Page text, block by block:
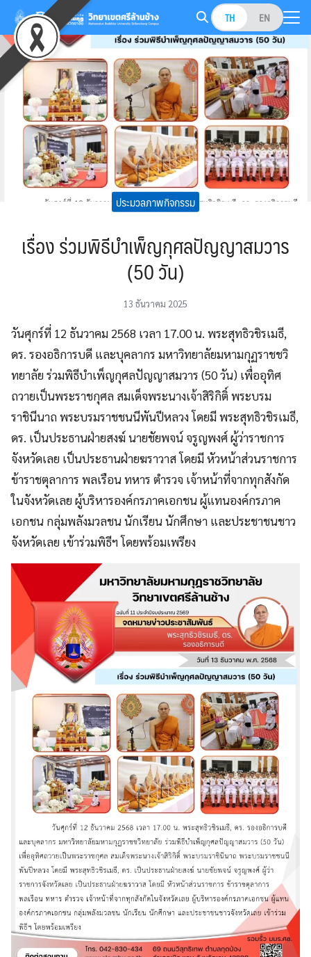
Skip
content
TH EN
Search
for:
ประมวลภาพกิจกรรม
เรื่อง ร่วมพิธีบำเพ็ญกุศลปัญญาสมวาร
(50 วัน)
13 ธันวาคม 2025
วันศุกร์ที่ 12 ธันวาคม 2568 เวลา 17.00 น. พระสุทธิวชิรเมธี,
ดร. รองอธิการบดี และบุคลากร มหาวิทยาลัยมหามกุฏราชชวิ
ทยาลัย ร่วมพิธีบำเพ็ญกุศลปัญญาสมวาร (50 วัน) เพื่ออุทิศ
ถวายเป็นพระราชกุศล สมเด็จพระนางเจ้าสิริกิติ์ พระบรม
ราชินีนาถ พระบรมราชชนนีพันปีหลวง โดยมี พระสุทธิวชิรเมธี,
ดร. เป็นประธานฝ่ายสงฆ์ นายชัยพจน์ จรูญพงศ์ ผู้ว่าราชการ
จังหวัดเลย เป็นประธานฝ่ายฆราวาส โดยมี หัวหน้าส่วนราชการ
ข้าราชตุลาการ พลเรือน ทหาร ตำรวจ เจ้าหน้าที่จากทุกสังกัด
ในจังหวัดเลย ผู้บริหารองค์กรภาคเอกชน ผู้แทนองค์กรภาค
เอกชน กลุ่มพลังมวลชน นักเรียน นักศึกษา และประชาชนชาว
จังหวัดเลย เข้าร่วมพิธีฯ โดยพร้อมเพรียง